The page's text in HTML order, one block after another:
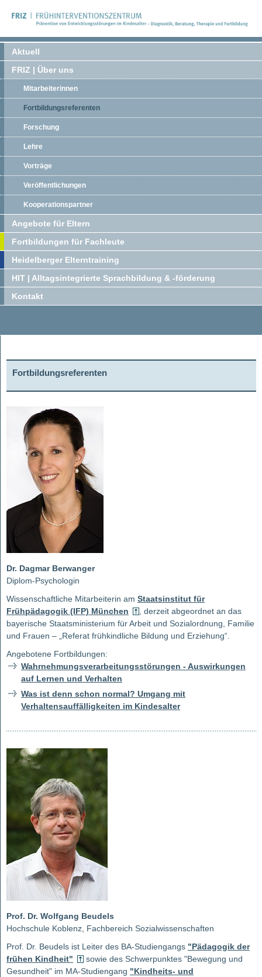
Aktuell
FRIZ | Über uns
Mitarbeiterinnen
Fortbildungsreferenten
Forschung
Lehre
Vorträge
Veröffentlichungen
Kooperationspartner
Angebote für Eltern
Fortbildungen für Fachleute
Heidelberger Elterntraining
HIT | Alltagsintegrierte Sprachbildung & -förderung
Kontakt
Fortbildungsreferenten
Dr. Dagmar Berwanger
Diplom-Psychologin
Wissenschaftliche Mitarbeiterin am Staatsinstitut für
Frühpädagogik (IFP) München
, derzeit abgeordnet an das
bayerische Staatsministerium für Arbeit und Sozialordnung, Familie
und Frauen – „Referat frühkindliche Bildung und Erziehung“.
Angebotene Fortbildungen:
Wahrnehmungsverarbeitungsstörungen - Auswirkungen
auf Lernen und Verhalten
Was ist denn schon normal? Umgang mit
Verhaltensauffälligkeiten im Kindesalter
Prof. Dr. Wolfgang Beudels
Hochschule Koblenz, Fachbereich Sozialwissenschaften
Prof. Dr. Beudels ist Leiter des BA-Studiengangs "Pädagogik der
frühen Kindheit"
sowie des Schwerpunktes "Bewegung und
Gesundheit" im MA-Studiengang "Kindheits- und